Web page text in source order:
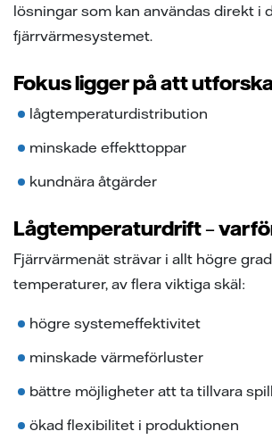
lösningar som kan användas direkt i
fjärrvärmesystemet.
Fokus ligger på att
lågtemperaturdistribution
minskade effekttoppar
kundnära åtgärder
Lågtemperaturdrift –
Fjärrvärmenät strävar i allt högre
temperaturer, av flera viktiga skäl:
högre systemeffektivitet
minskade värmeförluster
bättre möjligheter att ta tillvara
ökad flexibilitet i produktionen